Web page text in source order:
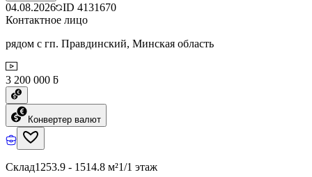
04.08.2026 ID 4131670
Контактное лицо
рядом с гп. Правдинский, Минская область
3 200 000 ƃ
Конвертер валют
Склад1253.9 - 1514.8 м²1/1 этаж